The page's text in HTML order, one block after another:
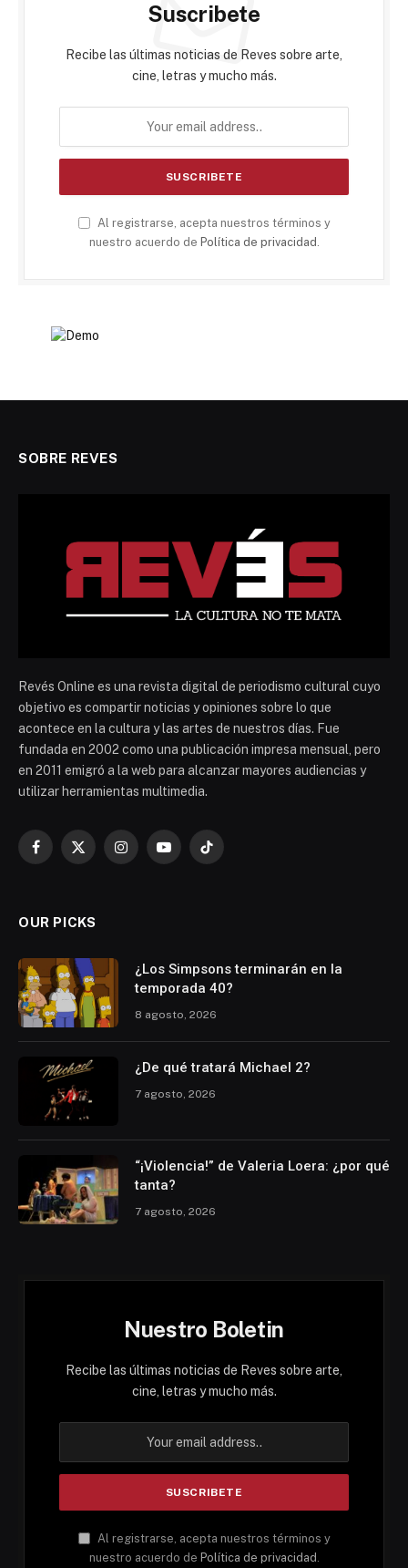
Suscribete
Recibe las últimas noticias de Reves sobre arte,
cine, letras y mucho más.
Al registrarse, acepta nuestros términos y
nuestro acuerdo de Política de privacidad .
SOBRE REVES
Revés Online es una revista digital de periodismo cultural cuyo
objetivo es compartir noticias y opiniones sobre lo que
acontece en la cultura y las artes de nuestros días. Fue
fundada en 2002 como una publicación impresa mensual, pero
en 2011 emigró a la web para alcanzar mayores audiencias y
utilizar herramientas multimedia.
Facebook
X
InstagramYouTubeTikTok
OUR PICKS
¿Los Simpsons terminarán en la
temporada 40?
8 agosto, 2026
¿De qué tratará Michael 2?
7 agosto, 2026
“¡Violencia!” de Valeria Loera: ¿por qué
tanta?
7 agosto, 2026
Nuestro Boletin
Recibe las últimas noticias de Reves sobre arte,
cine, letras y mucho más.
Al registrarse, acepta nuestros términos y
nuestro acuerdo de Política de privacidad .